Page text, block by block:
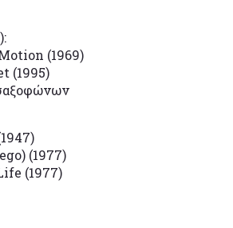
Motion (1969)
(1995)
(1977)
(1977)